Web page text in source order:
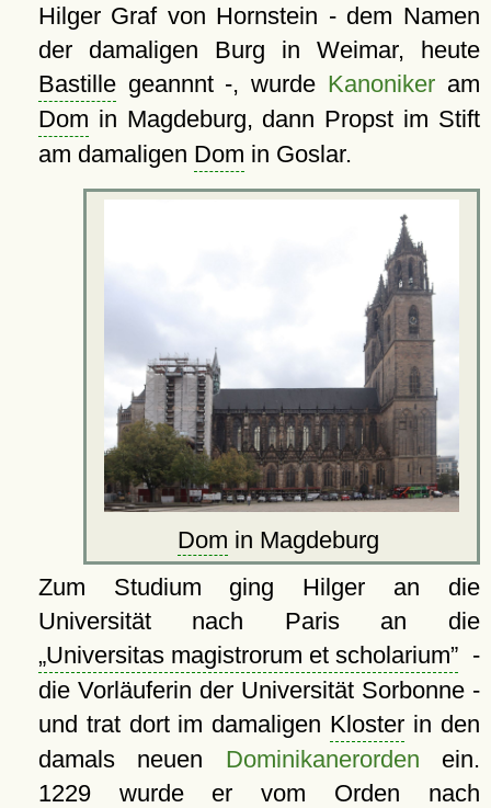
Hilger Graf von Hornstein - dem Namen
der damaligen Burg in Weimar, heute
Bastillegeannnt -, wurde Kanoniker am
Dom in Magdeburg, dann Propst im Stift
am damaligen Dom in Goslar.
Dom in Magdeburg
Zum Studium ging Hilger an die
Universität nach Paris an die
Universitas magistrorum et scholarium -
die Vorläuferin der Universität Sorbonne -
und trat dort im damaligen Kloster in den
damals neuen Dominikanerorden ein.
1229 wurde er vom Orden nach